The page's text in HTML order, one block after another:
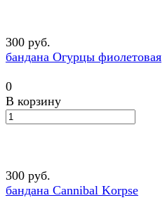
300 руб.
бандана Огурцы фиолетовая
0
В корзину
300 руб.
бандана Cannibal Korpse